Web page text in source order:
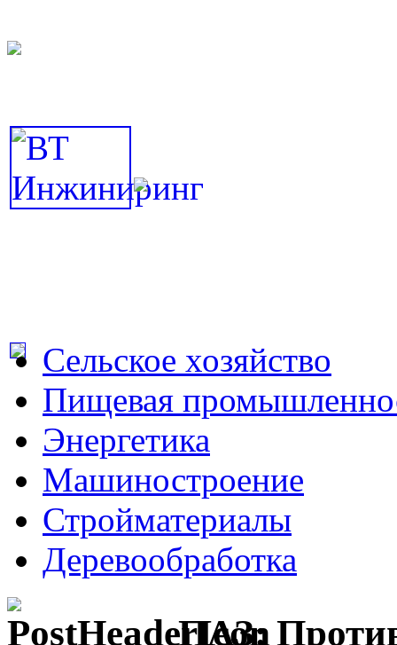
Сельское хозяйство
Пищевая
Энергетика
Машиностроение
Стройматериалы
Деревообработка
ПАЗ: